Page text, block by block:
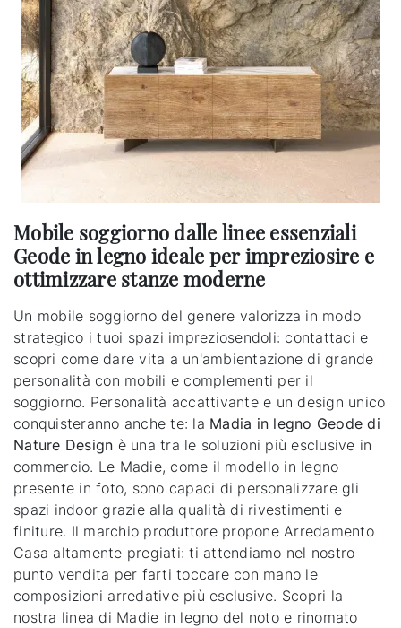
Mobile soggiorno dalle linee essenziali
Geode in legno ideale per impreziosire e
ottimizzare stanze moderne
Un mobile soggiorno del genere valorizza in modo
strategico i tuoi spazi impreziosendoli: contattaci e
scopri come dare vita a un'ambientazione di grande
personalità con mobili e complementi per il
soggiorno. Personalità accattivante e un design unico
conquisteranno anche te: la Madia in legno Geode di
Nature Design è una tra le soluzioni più esclusive in
commercio. Le Madie, come il modello in legno
presente in foto, sono capaci di personalizzare gli
spazi indoor grazie alla qualità di rivestimenti e
finiture. Il marchio produttore propone Arredamento
Casa altamente pregiati: ti attendiamo nel nostro
punto vendita per farti toccare con mano le
composizioni arredative più esclusive. Scopri la
nostra linea di Madie in legno del noto e rinomato